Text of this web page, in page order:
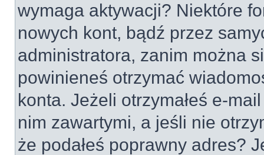
wymaga aktywacji? Niektóre
nowych kont, bądź przez
administratora, zanim można
powinieneś otrzymać
konta. Jeżeli otrzymałeś e-
nim zawartymi, a jeśli nie
że podałeś poprawny adres?